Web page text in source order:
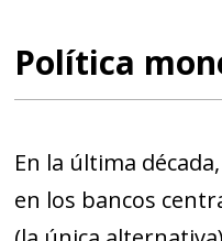
Política
En la última
en los bancos